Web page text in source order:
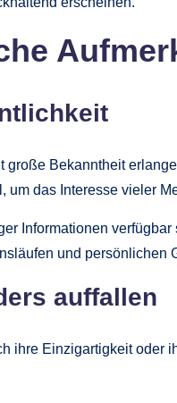
große Bekanntheit
um das Interesse vieler
Informationen verfügbar
und persönlichen
auffallen
ihre Einzigartigkeit oder